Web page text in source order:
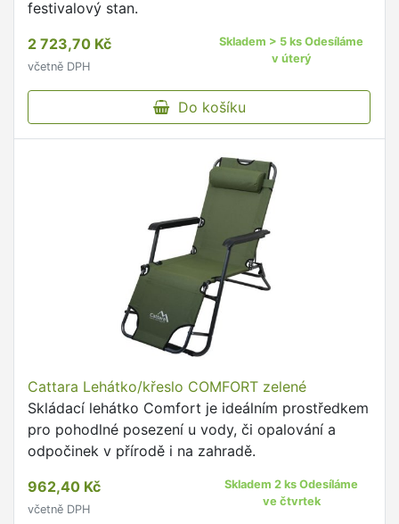
festivalový stan.
2 723,70 Kč
včetně DPH
Skladem > 5 ks Odesíláme
v úterý
Do košíku
Cattara Lehátko/křeslo COMFORT zelené
Skládací lehátko Comfort je ideálním prostředkem
pro pohodlné posezení u vody, či opalování a
odpočinek v přírodě i na zahradě.
962,40 Kč
včetně DPH
Skladem 2 ks Odesíláme
ve čtvrtek